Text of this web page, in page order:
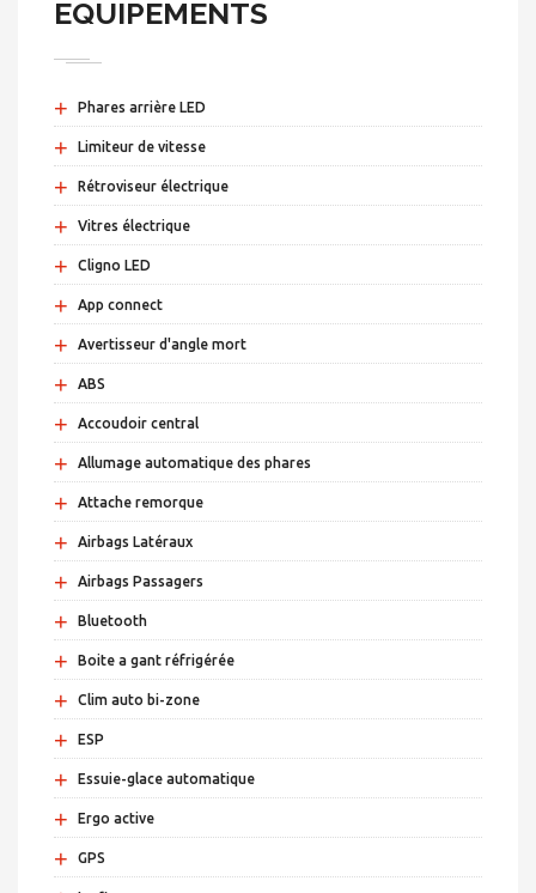
EQUIPEMENTS
+ Phares arrière LED
+ Limiteur de vitesse
+ Rétroviseur électrique
+ Vitres électrique
+ Cligno LED
+ App connect
+ Avertisseur d'angle mort
+ ABS
+ Accoudoir central
+ Allumage automatique des phares
+ Attache remorque
+ Airbags Latéraux
+ Airbags Passagers
+ Bluetooth
+ Boite a gant réfrigérée
+ Clim auto bi-zone
+ ESP
+ Essuie-glace automatique
+ Ergo active
+ GPS